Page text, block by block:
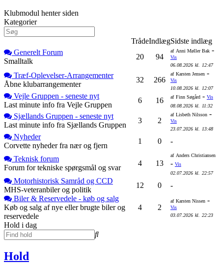
Klubmodul henter siden
Kategorier
TrådeIndlægSidste indlæg
Generelt Forum
Smalltalk
20 94
af Anni Møller Bak -
Vis
06.08.2026 kl. 12:47
Træf-Oplevelser-Arrangementer
Åbne klubarrangementer
32 266
af Karsten Jensen -
Vis
10.08.2026 kl. 12:07
Vejle Gruppen - seneste nyt
Last minute info fra Vejle Gruppen
6 16 af Finn Søgård - Vis
08.08.2026 kl. 11:32
Sjællands Gruppen - seneste nyt
Last minute info fra Sjællands Gruppen
3 2
af Lisbeth Nilsson -
Vis
23.07.2026 kl. 13:48
Nyheder
Corvette nyheder fra nær og fjern
1 0 -
Teknisk forum
Forum for tekniske spørgsmål og svar
4 13
af Anders Christiansen
- Vis
02.07.2026 kl. 22:57
Motorhistorisk Samråd og CCD
MHS-veteranbiler og politik
12 0
-
Biler & Reservedele - køb og salg
Køb og salg af nye eller brugte biler og
reservedele
4 2
af Karsten Nissen -
Vis
03.07.2026 kl. 22:23
Hold i dag
Hold